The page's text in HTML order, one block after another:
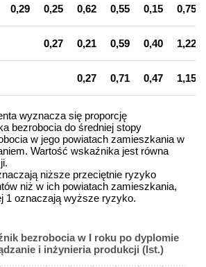
0,29 0,25 0,62 0,55 0,15 0,75
0,27 0,21 0,59 0,40 1,22
0,27 0,71 0,47 1,15
wyznacza się proporcję
bezrobocia do średniej stopy
w jego powiatach zamieszkania w
Wartość wskaźnika jest równa
niższe przeciętnie ryzyko
niż w ich powiatach zamieszkania,
1 oznaczają wyższe ryzyko.
bezrobocia w I roku po dyplomie
i inżynieria produkcji (Ist.)